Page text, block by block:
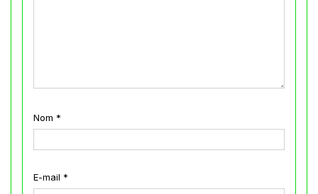
Nom *
E-mail *